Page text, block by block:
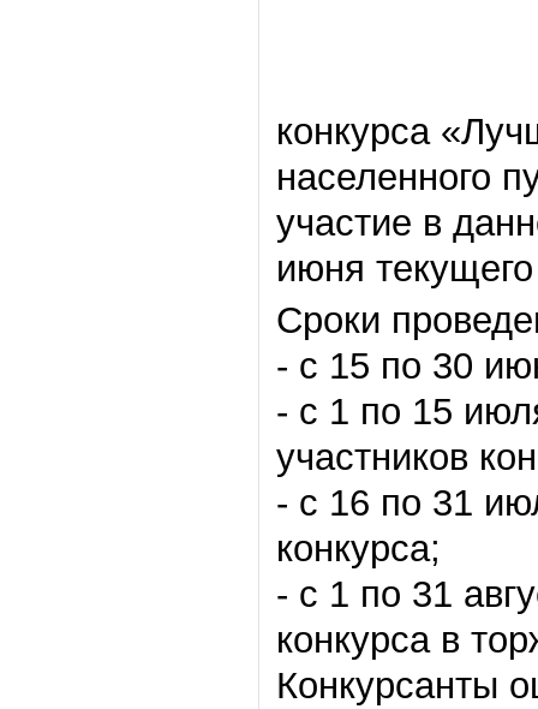
конкурса
населенного
участие в
июня текущего
Сроки
- с 15 по 30
- с 1 по 15
участников
- с 16 по 31
конкурса;
- с 1 по 31
конкурса в
Конкурсанты